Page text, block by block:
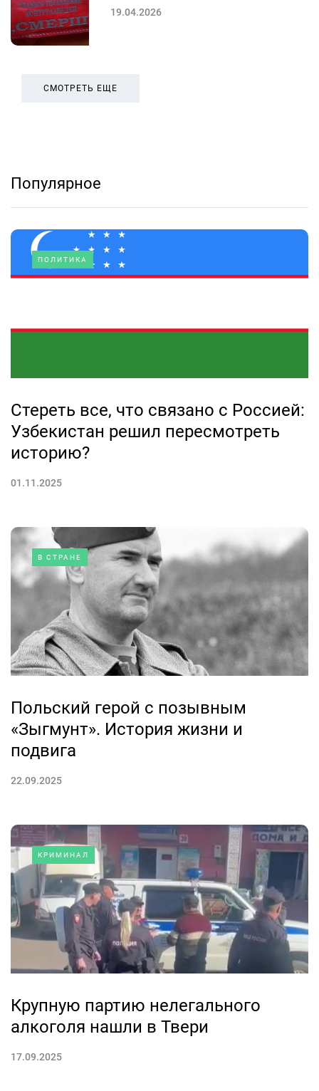
19.04.2026
СМОТРЕТЬ ЕЩЕ
Популярное
ПОЛИТИКА
Стереть все, что связано с Россией:
Узбекистан решил пересмотреть
историю?
01.11.2025
В СТРАНЕ
Польский герой с позывным
«Зыгмунт». История жизни и
подвига
22.09.2025
КРИМИНАЛ
Крупную партию нелегального
алкоголя нашли в Твери
17.09.2025